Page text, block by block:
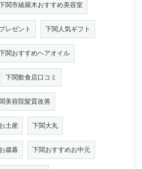
関市綾羅木おすすめ美容室
レゼント 下関人気ギフト
関おすすめヘアオイル
下関飲食店口コミ
美容院髪質改善
土産 下関大丸
歳暮 下関おすすめお中元